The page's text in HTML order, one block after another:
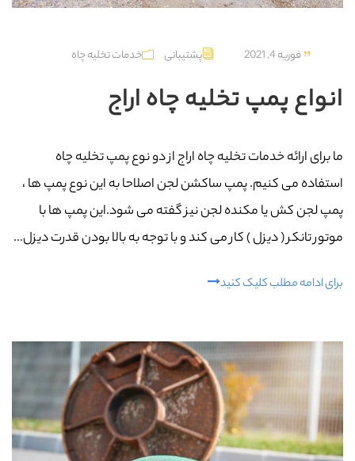
فوریه 4, 2021 پشتیبانی خدمات تخلیه چاه
انواع پمپ تخلیه چاه اراج
ما برای ارائه خدمات تخلیه چاه اراج از دو نوع پمپ تخلیه چاه
استفاده می کنیم. پمپ ساکشن لجن اصلاحا به این نوع پمپ ها ،
پمپ لجن کش یا مکنده لجن نیز گفته می شود.این پمپ ها با
موتور تانکر ( دیزل ) کار می کند و با توجه به بالا بودن قدرت دیزل...
برای ادامه مطلب کلیک کنید